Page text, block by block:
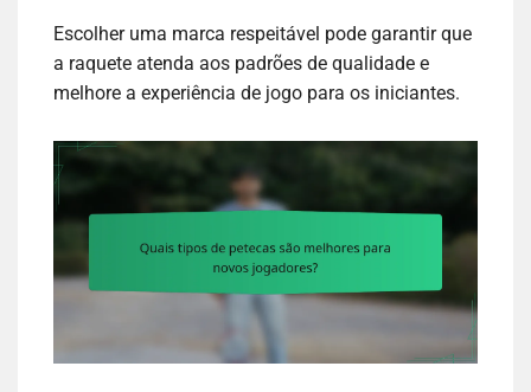
Escolher uma marca respeitável pode garantir que
a raquete atenda aos padrões de qualidade e
melhore a experiência de jogo para os iniciantes.